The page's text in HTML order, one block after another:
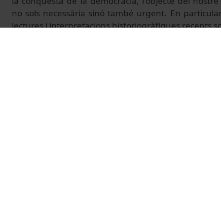
no sols necessària sinó també urgent. En
lectures i interpretacions historiogràfiques recents